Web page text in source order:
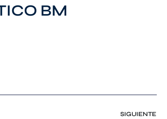
BM
SIGUIENTE